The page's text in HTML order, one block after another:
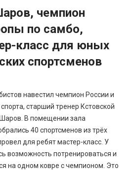
чемпион
по самбо,
класс для юных
спортсменов
навестил чемпион России и
старший тренер Кстовской
В помещении зала
40 спортсменов из трёх
для ребят мастер-класс. У
возможность потренироваться и
на одном ковре с чемпионом. Это